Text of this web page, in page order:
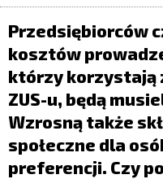
Przedsiębiorców
kosztów
którzy korzystają
ZUS-u, będą
Wzrosną także sk
społeczne dla osó
preferencji. Czy